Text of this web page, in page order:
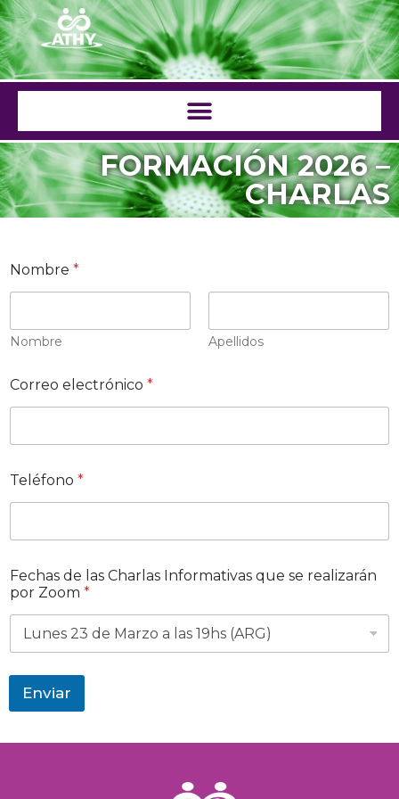
Saltar
al
contenido
FORMACIÓN 2026 –
CHARLAS
Nombre *
Nombre Apellidos
o
r
e
C
o
r
e
C
h
s
Correo electrónico *
Teléfono *
Fechas de las Charlas Informativas que se realizarán
por Zoom *
Enviar